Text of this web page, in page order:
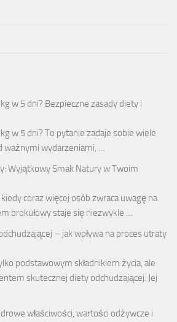
w 5 dni? Bezpieczne zasady diety i
w 5 dni? To pytanie zadaje sobie wiele
ważnymi wydarzeniami, …
Wyjątkowy Smak Natury w Twoim
coraz więcej osób zwraca uwagę na
brokułowy staje się niezwykle …
– jak wpływa na proces utraty
podstawowym składnikiem życia, ale
skutecznej diety odchudzającej. Jej
właściwości, wartości odżywcze i